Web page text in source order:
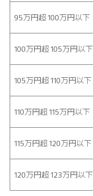
95万円超 100万円以下
100万円超 105万円以下
105万円超 110万円以下
110万円超 115万円以下
115万円超 120万円以下
120万円超 123万円以下